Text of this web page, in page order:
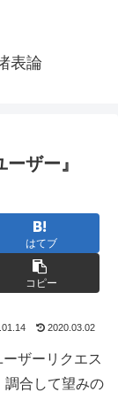
表論
ザー』
はてブ
コピー
2020.03.02
ザーリクエス
調合して望みの